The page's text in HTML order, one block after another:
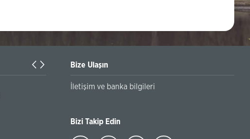
2026 yılının 1 Nisan tarihinden itibaren aşağıdaki ödeme
Bize Ulaşın
İletişim ve banka bilgileri
Bizi Takip Edin